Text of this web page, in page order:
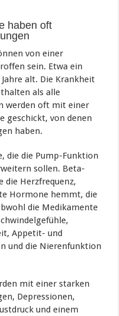
haben oft
von einer
sein. Etwa ein
alt. Die Krankheit
als alle
werden oft mit einer
geschickt, von denen
haben.
die die Pump-Funktion
sollen. Beta-
die Herzfrequenz,
Hormone hemmt, die
die Medikamente
Appetit- und
und die Nierenfunktion
mit einer starken
Depressionen,
und einem